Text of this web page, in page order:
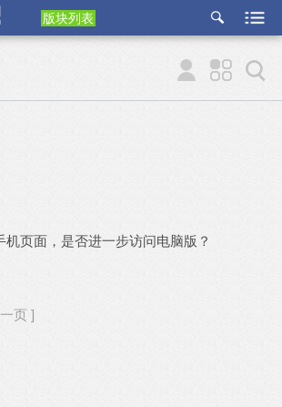
版块列表
etu
p
机页面，是否进一步访问电脑版？
页 ]